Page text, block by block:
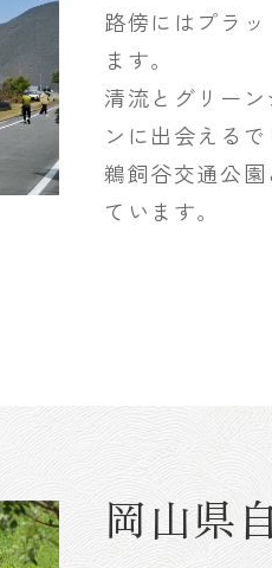
路傍にはプラ
ます。
清流とグリー
ンに出会えるで
鵜飼谷交通公
ています。
岡山県